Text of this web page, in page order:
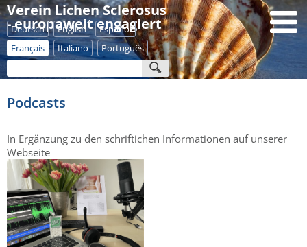
Verein Lichen Sclerosus
- europaweit engagiert
Deutsch English
Español
Français
Italiano Português
Podcasts
In Ergänzung zu den schriftichen Informationen auf unserer
Webseite